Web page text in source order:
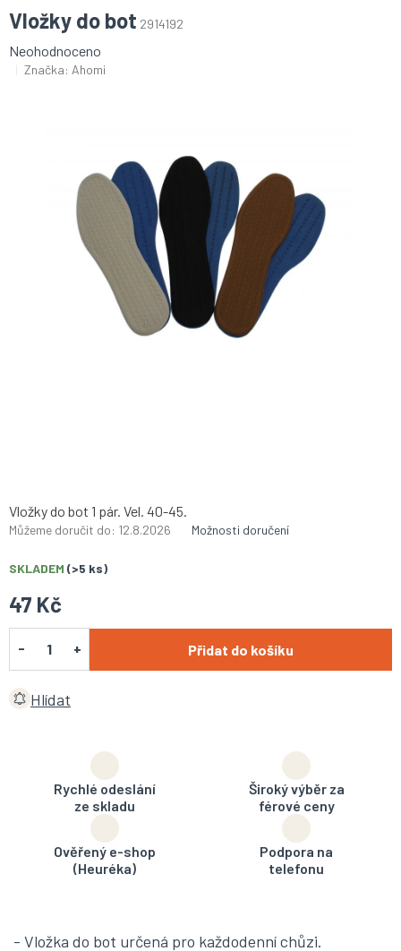
Vložky do bot 2914192
Průměrné
hodnocení
Neohodnoceno
Značka:Ahomi
47 Kč
SKLADEM (>5 ks)
Můžeme doručit do: 12.8.2026 Možnosti doručení
Přidat do košíku
Vložky do bot 1 pár. Vel. 40-45.
Hlídat
Rychlé odeslání
ze skladu
Široký výběr za
férové ceny
Ověřený e-shop
(Heuréka)
Podpora na
telefonu
- Vložka do bot určená pro každodenní chůzi.